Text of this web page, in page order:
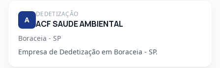
A
DEDETIZAÇÃO
ACF SAUDE AMBIENTAL
Boraceia - SP
Empresa de Dedetização em Boraceia - SP.